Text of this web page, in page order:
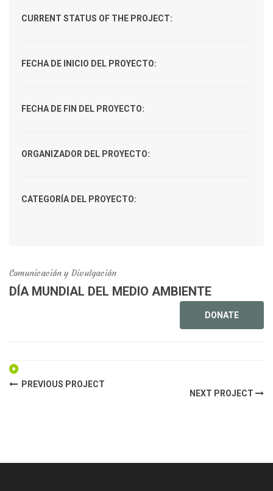
CURRENT STATUS OF THE PROJECT:
FECHA DE INICIO DEL PROYECTO:
FECHA DE FIN DEL PROYECTO:
ORGANIZADOR DEL PROYECTO:
CATEGORÍA DEL PROYECTO:
Comunicación y Divulgación
DÍA MUNDIAL DEL MEDIO AMBIENTE
DONATE
PREVIOUS PROJECT
NEXT PROJECT